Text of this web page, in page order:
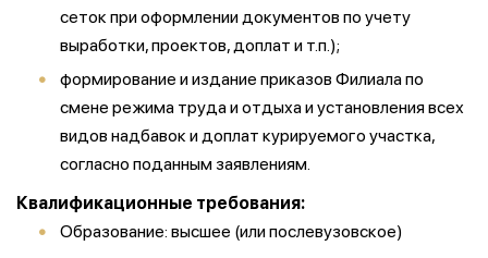
сеток при оформлении документов по учету
выработки, проектов, доплат и т.п.);
формирование и издание приказов Филиала по
смене режима труда и отдыха и установления всех
видов надбавок и доплат курируемого участка,
согласно поданным заявлениям.
Квалификационные требования:
Образование: высшее (или послевузовское)